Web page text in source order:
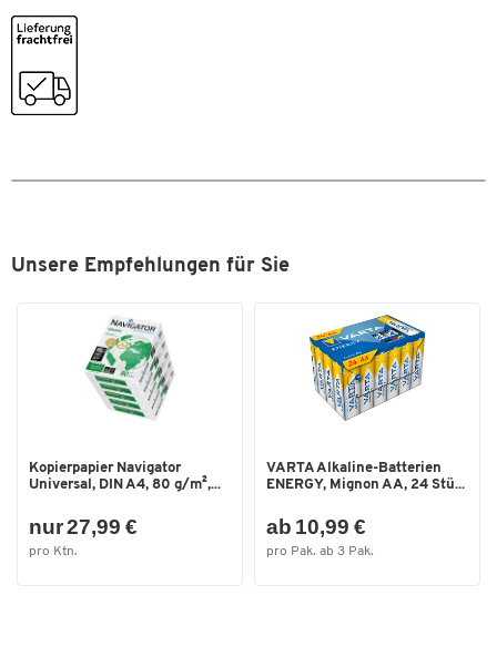
Raum
unterschiedlicher Bildschirmgrößen
Integriertes Kabelmanagementsystem sorgt für einen
Rotation und Neigung:
Rückwärtsbewegung
Montierbar mittels Vesa®-Platte (75 und 100 mm),
silikonbeschichteter C-Klemme oder Tüllenöffnung
Tischplattenstärke für Montage: 10 - 80 mm
IGR-zertifiziert (Institut für Gesundheit und Ergonomie)
TÜV-zertifiziert
Farbe: dunkelgrau
Neigungswinkel [°]
Schwenkwinkel bis [°]
Unsere Empfehlungen für Sie
Kopierpapier Navigator
Universal, DIN A4, 80 g/m²,...
nur 27,99 €
pro Ktn.
VARTA Alkaline-Batterien
ENERGY, Mignon AA, 24 Stü...
ab 10,99 €
pro Pak. ab 3 Pak.